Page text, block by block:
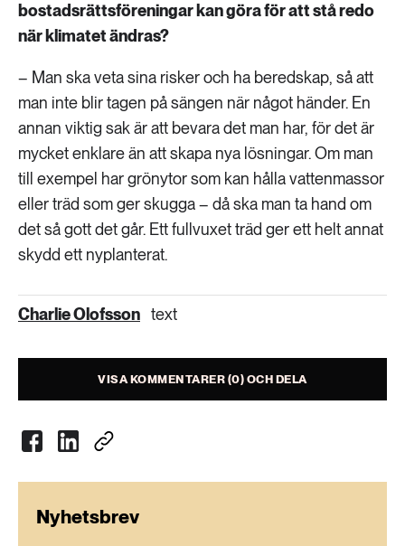
bostadsrättsföreningar kan göra för att stå redo
när klimatet ändras?
– Man ska veta sina risker och ha beredskap, så att
man inte blir tagen på sängen när något händer. En
annan viktig sak är att bevara det man har, för det är
mycket enklare än att skapa nya lösningar. Om man
till exempel har grönytor som kan hålla vattenmassor
eller träd som ger skugga – då ska man ta hand om
det så gott det går. Ett fullvuxet träd ger ett helt annat
skydd ett nyplanterat.
Charlie Olofsson text
VISA KOMMENTARER (0) OCH DELA
Nyhetsbrev